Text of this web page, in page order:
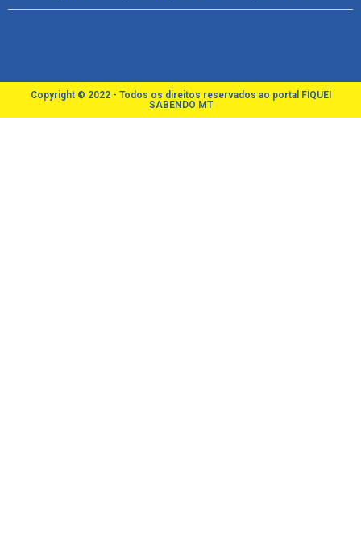
Copyright © 2022 - Todos os direitos reservados ao portal FIQUEI
SABENDO MT